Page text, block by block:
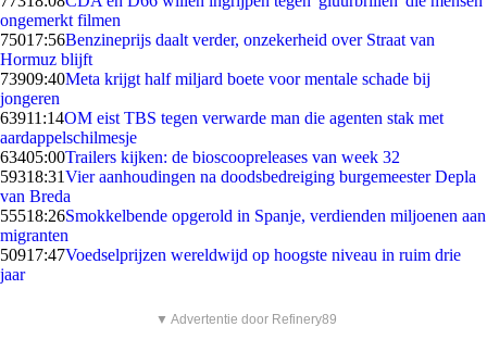
ongemerkt filmen
75017:56Benzineprijs daalt verder, onzekerheid over Straat van
Hormuz blijft
73909:40Meta krijgt half miljard boete voor mentale schade bij
jongeren
63911:14OM eist TBS tegen verwarde man die agenten stak met
aardappelschilmesje
63405:00Trailers kijken: de bioscoopreleases van week 32
59318:31Vier aanhoudingen na doodsbedreiging burgemeester Depla
van Breda
55518:26Smokkelbende opgerold in Spanje, verdienden miljoenen aan
migranten
50917:47Voedselprijzen wereldwijd op hoogste niveau in ruim drie
jaar
▼ Advertentie door Refinery89